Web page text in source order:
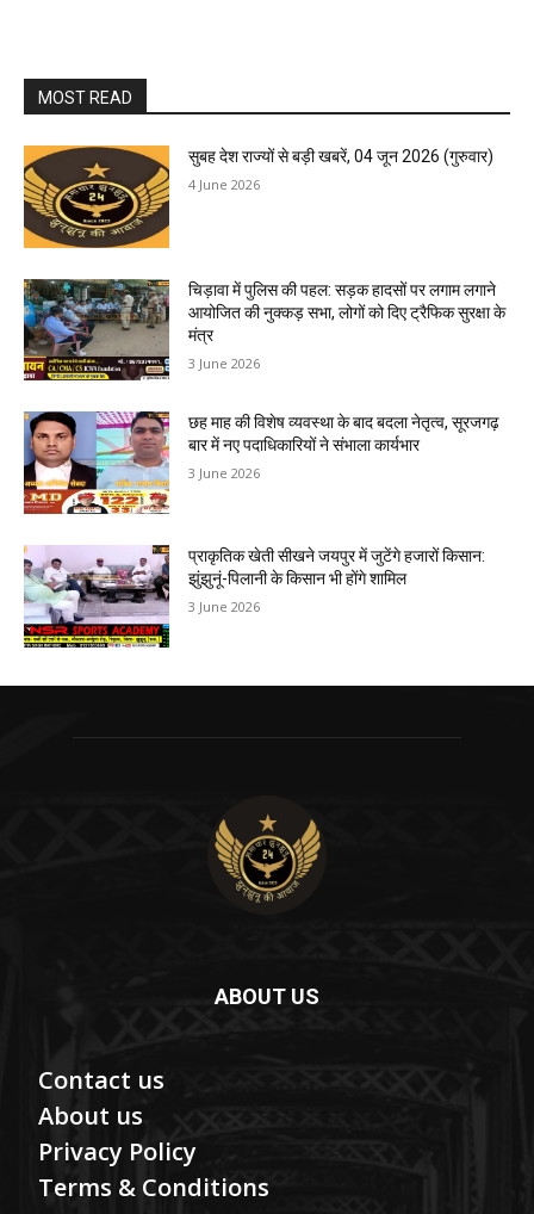
MOST READ
सुबह देश राज्यों से बड़ी खबरें, 04 जून 2026 (गुरुवार)
4 June 2026
चिड़ावा में पुलिस की पहल: सड़क हादसों पर लगाम लगाने
आयोजित की नुक्कड़ सभा, लोगों को दिए ट्रैफिक सुरक्षा के
मंत्र
3 June 2026
छह माह की विशेष व्यवस्था के बाद बदला नेतृत्व, सूरजगढ़
बार में नए पदाधिकारियों ने संभाला कार्यभार
3 June 2026
प्राकृतिक खेती सीखने जयपुर में जुटेंगे हजारों किसान:
झुंझुनूं-पिलानी के किसान भी होंगे शामिल
3 June 2026
ABOUT US
Contact us
About us
Privacy Policy
Terms & Conditions